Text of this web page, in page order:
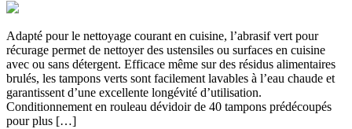
Adapté pour le nettoyage courant en cuisine, l’abrasif vert pour
récurage permet de nettoyer des ustensiles ou surfaces en cuisine
avec ou sans détergent. Efficace même sur des résidus alimentaires
brulés, les tampons verts sont facilement lavables à l’eau chaude et
garantissent d’une excellente longévité d’utilisation.
Conditionnement en rouleau dévidoir de 40 tampons prédécoupés
pour plus […]